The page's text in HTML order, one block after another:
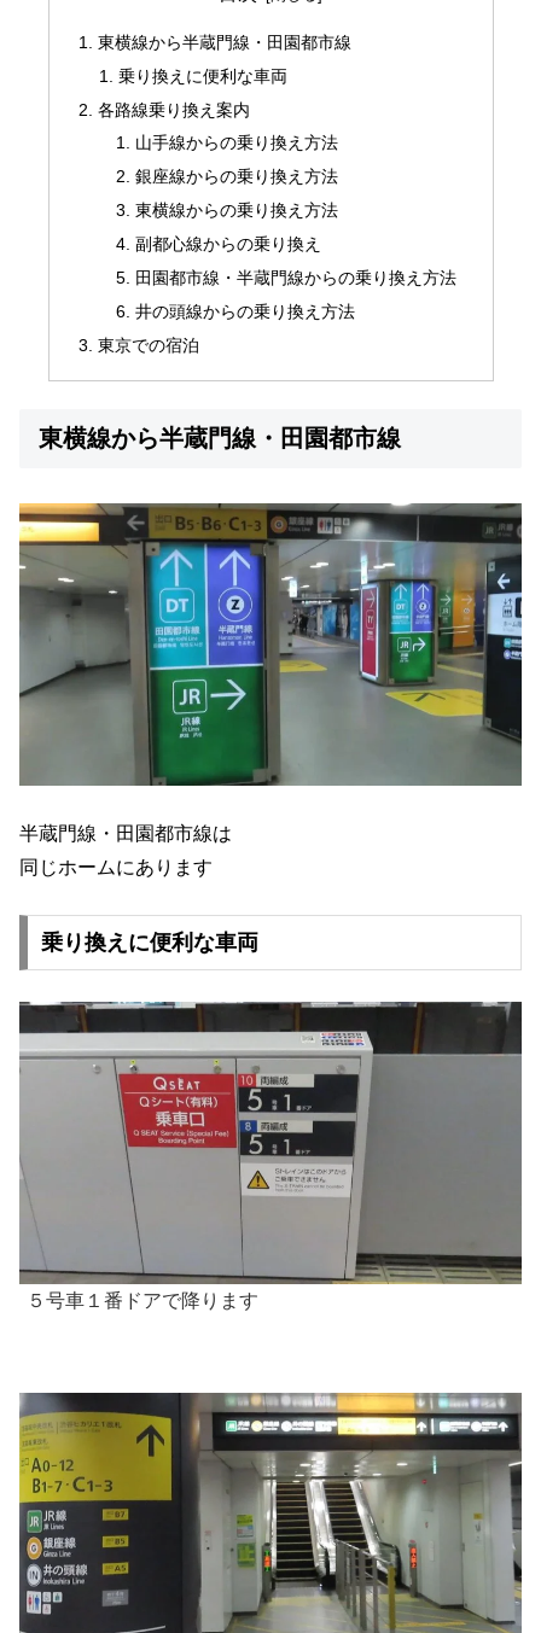
東横線から半蔵門線・田園都市線
乗り換えに便利な車両
各路線乗り換え案内
山手線からの乗り換え方法
銀座線からの乗り換え方法
東横線からの乗り換え方法
副都心線からの乗り換え
田園都市線・半蔵門線からの乗り換え方法
井の頭線からの乗り換え方法
東京での宿泊
東横線から半蔵門線・田園都市線
半蔵門線・田園都市線は
同じホームにあります
乗り換えに便利な車両
５号車１番ドアで降ります